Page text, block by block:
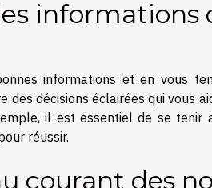
informations
informations et en vous
des décisions éclairées qui vous
il est essentiel de se
réussir.
courant des